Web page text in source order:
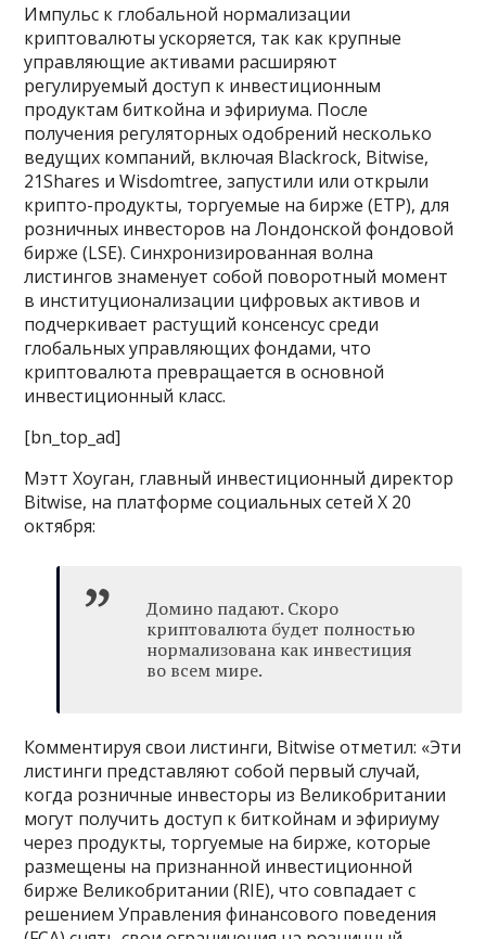
Импульс к глобальной нормализации
криптовалюты ускоряется, так как крупные
управляющие активами расширяют
регулируемый доступ к инвестиционным
продуктам биткойна и эфириума. После
получения регуляторных одобрений несколько
ведущих компаний, включая Blackrock, Bitwise,
21Shares и Wisdomtree, запустили или открыли
крипто-продукты, торгуемые на бирже (ETP), для
розничных инвесторов на Лондонской фондовой
бирже (LSE). Синхронизированная волна
листингов знаменует собой поворотный момент
в институционализации цифровых активов и
подчеркивает растущий консенсус среди
глобальных управляющих фондами, что
криптовалюта превращается в основной
инвестиционный класс.
[bn_top_ad]
Мэтт Хоуган, главный инвестиционный директор
Bitwise, на платформе социальных сетей X 20
октября:
Домино падают. Скоро
криптовалюта будет полностью
нормализована как инвестиция
во всем мире.
Комментируя свои листинги, Bitwise отметил: «Эти
листинги представляют собой первый случай,
когда розничные инвесторы из Великобритании
могут получить доступ к биткойнам и эфириуму
через продукты, торгуемые на бирже, которые
размещены на признанной инвестиционной
бирже Великобритании (RIE), что совпадает с
решением Управления финансового поведения